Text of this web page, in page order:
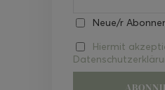
Neue/r
Hiermit